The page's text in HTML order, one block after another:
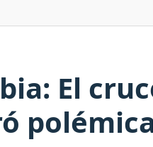
El